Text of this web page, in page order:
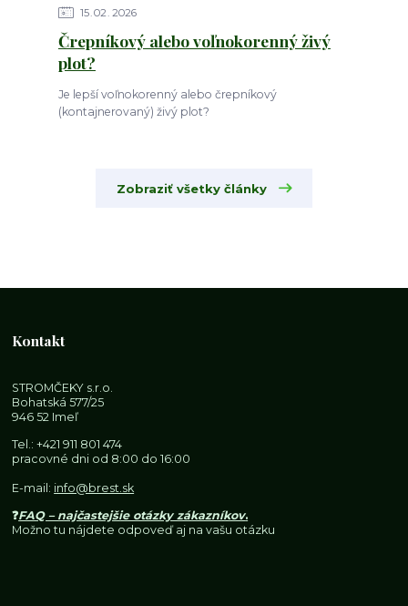
15 02 2026
Črepníkový alebo voľnokorenný živý
plot?
Je lepší voľnokorenný alebo črepníkový
(kontajnerovaný) živý plot?
Zobraziť všetky články
Kontakt
STROMČEKY s.r.o.
Bohatská 577/25
946 52 Imeľ
Tel.:+421 911 801 474
pracovné dni od 8:00 do 16:00
E-mail: info@brest.sk
❓FAQ – najčastejšie otázky zákazníkov.
Možno tu nájdete odpoveď aj na vašu otázku